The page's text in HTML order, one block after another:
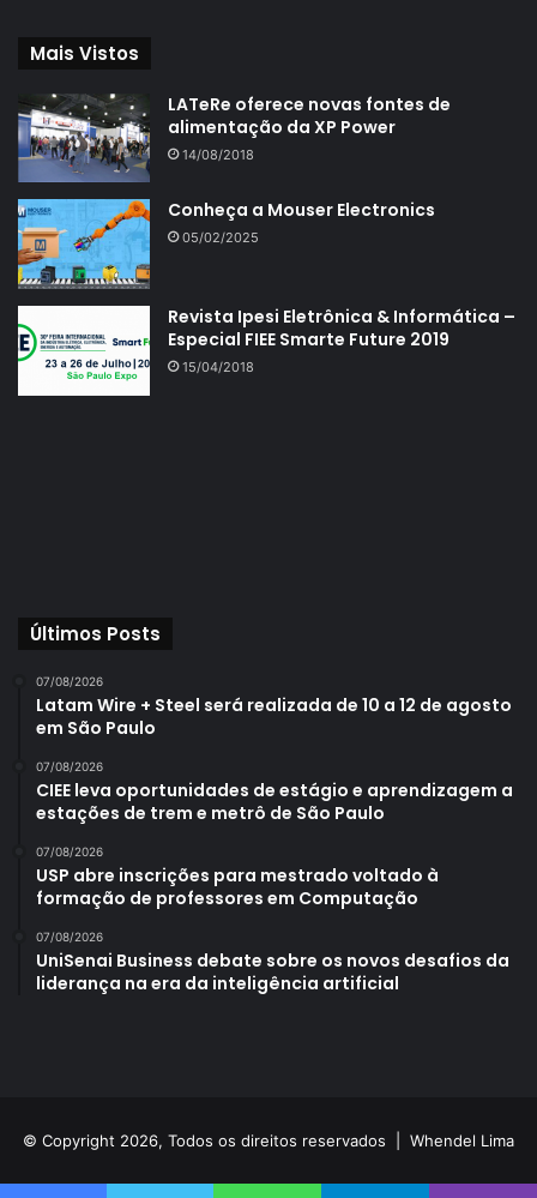
Mais Vistos
LATeRe oferece novas fontes de
alimentação da XP Power
14/08/2018
Conheça a Mouser Electronics
05/02/2025
Revista Ipesi Eletrônica & Informática –
Especial FIEE Smarte Future 2019
15/04/2018
Últimos Posts
07/08/2026
Latam Wire + Steel será realizada de 10 a 12 de agosto
em São Paulo
07/08/2026
CIEE leva oportunidades de estágio e aprendizagem a
estações de trem e metrô de São Paulo
07/08/2026
USP abre inscrições para mestrado voltado à
formação de professores em Computação
07/08/2026
UniSenai Business debate sobre os novos desafios da
liderança na era da inteligência artificial
© Copyright 2026, Todos os direitos reservados | Whendel Lima